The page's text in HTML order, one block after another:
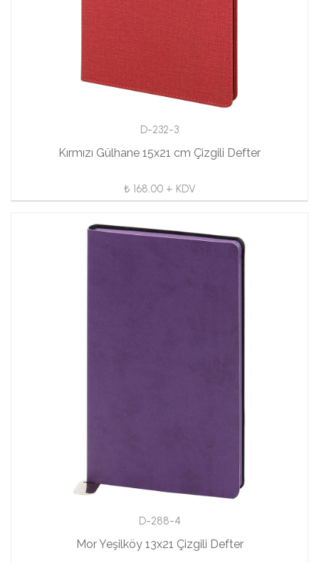
D-232-3
Kırmızı Gülhane 15x21 cm Çizgili Defter
₺ 168.00 + KDV
D-288-4
Mor Yeşilköy 13x21 Çizgili Defter